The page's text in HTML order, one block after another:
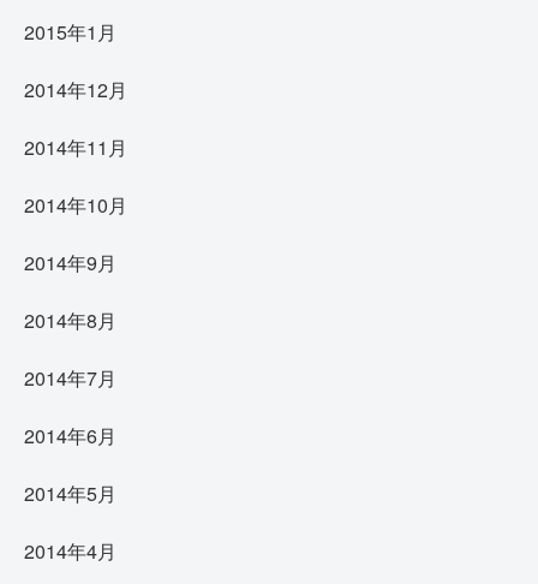
2015年1月
2014年12月
2014年11月
2014年10月
2014年9月
2014年8月
2014年7月
2014年6月
2014年5月
2014年4月